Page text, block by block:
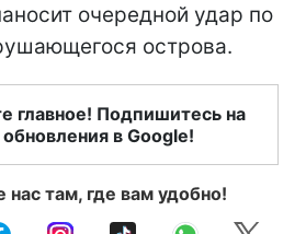
очередной удар по
острова.
главное! Подпишитесь на
в Google!
нас там, где вам удобно!